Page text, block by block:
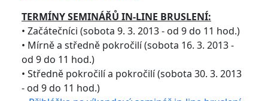
TERMÍNY SEMINÁŘŮ IN-LINE BRUSLENÍ:
• Začátečníci (sobota 9. 3. 2013 - od 9 do 11 hod.)
• Mírně a středně pokročilí (sobota 16. 3. 2013 -
od 9 do 11 hod.)
• Středně pokročilí a pokročilí (sobota 30. 3. 2013
- od 9 do 11 hod.)